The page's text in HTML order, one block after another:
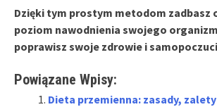
Dzięki tym prostym metodom zadbasz
poziom nawodnienia swojego
poprawisz swoje zdrowie i
Powiązane Wpisy:
Dieta przemienna: zasady,